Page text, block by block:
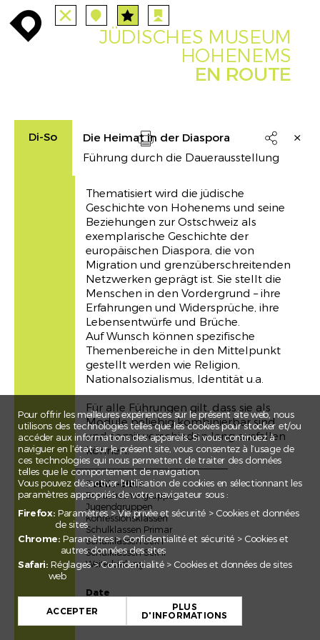
enroute enroute TOUTES STATIONS
PARCOURS event EVENTS agenda FILTRE
+
close station angebote anreise
JÜDISCHES MUSEUM
HOHENEMS
EN ROUTE
Di-So Die Heimat in der Diaspora
Drucken

Führung durch die Dauerausstellung
Thematisiert wird die jüdische
Geschichte von Hohenems und seine
Beziehungen zur Ostschweiz als
exemplarische Geschichte der
europäischen Diaspora, die von
Migration und grenzüberschreitenden
Netzwerken geprägt ist. Sie stellt die
Menschen in den Vordergrund – ihre
Erfahrungen und Widersprüche, ihre
Lebensentwürfe und Brüche.
Auf Wunsch können spezifische
Themenbereiche in den Mittelpunkt
gestellt werden wie Religion,
Nationalsozialismus, Identität u.a.
Für alle Führungen gilt, dass sie als
Module beliebig kombinierbar sind
und somit verschieden lang ausfallen
können.
Public-cible
Erwachsenengruppen
Jugendgruppen
Konfessionsklassen
Schulklassen Primar
Schulklassen Sek I
Schulklassen Sek II
Weiterbildung
Date
jeweils Di-So 10-17 Uhr, Dauer:
1.5 Stunden
Pour offrir les meilleures expériences sur le présent site web, nous
utilisons des technologies telles que les cookies pour stocker et/ou
accéder aux informations des appareils. Si vous continuez à
naviguer en l’état sur le présent site, vous consentez à l’usage de
ces technologies qui nous permettent de traiter des données
telles que le comportement de navigation.
Vous pouvez désactiver l'utilisation de cookies en sélectionnant les
paramètres appropriés de votre navigateur sous :
Firefox: Paramètres > Vie privée et sécurité > Cookies et données
de sites
Chrome: Paramètres > Confidentialité et sécurité > Cookies et
autres données des sites
Safari: Réglages > Confidentialité > Cookies et données de sites
web
ACCEPTER PLUS
D'INFORMATIONS